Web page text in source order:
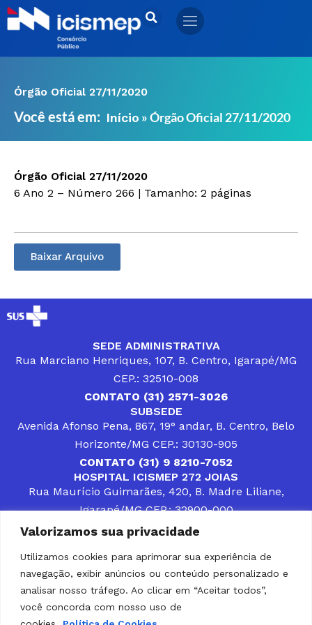
Valorizamos sua privacidade
Utilizamos cookies para aprimorar sua experiência de
navegação, exibir anúncios ou conteúdo personalizado e
analisar nosso tráfego. Ao clicar em “Aceitar todos”,
você concorda com nosso uso de
Ir
para
Órgão Oficial 27/11/2020
Você está em: Início »Órgão Oficial 27/11/2020
Órgão Oficial 27/11/2020
6 Ano 2 – Número 266 | Tamanho: 2 páginas
Baixar Arquivo
SEDE ADMINISTRATIVA
Rua Marciano Henriques, 107, B. Centro, Igarapé/MG
CEP.: 32510-008
CONTATO (31) 2571-3026
SUBSEDE
Avenida Afonso Pena, 867, 19° andar, B. Centro, Belo
Horizonte/MG CEP.: 30130-905
CONTATO (31) 9 8210-7052
HOSPITAL ICISMEP 272 JOIAS
Rua Maurício Guimarães, 420, B. Madre Liliane,
Igarapé/MG CEP.: 32900-000
CONTATOS (31) 3512-4400 ou (31) 9 8309-8660
DESENVOLVER SOLUÇÕES, AÇÕES E SERVIÇOS
PÚBLICOS QUE COMPLEMENTEM A ASSISTÊNCIA À
POPULAÇÃO DA REGIÃO EM QUE ATUA, SENDO
PARCEIRO DOS MUNICÍPIOS CONSORCIADOS NA
SOLUÇÃO DE DIFICULDADES ENFRENTADAS POR
GESTORES MUNICIPAIS, É O COMPROMISSO DO
ICISMEP.